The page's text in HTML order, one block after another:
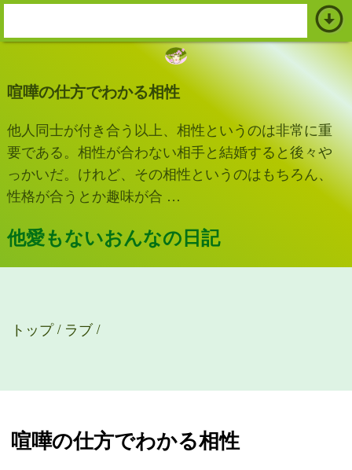
喧嘩の仕方でわかる相性
他人同士が付き合う以上、相性というのは非常に重
要である。相性が合わない相手と結婚すると後々や
っかいだ。けれど、その相性というのはもちろん、
性格が合うとか趣味が合 …
他愛もないおんなの日記
喧嘩の仕方でわかる相性
e
r
h
arrow_circle_down
トップ / ラブ /